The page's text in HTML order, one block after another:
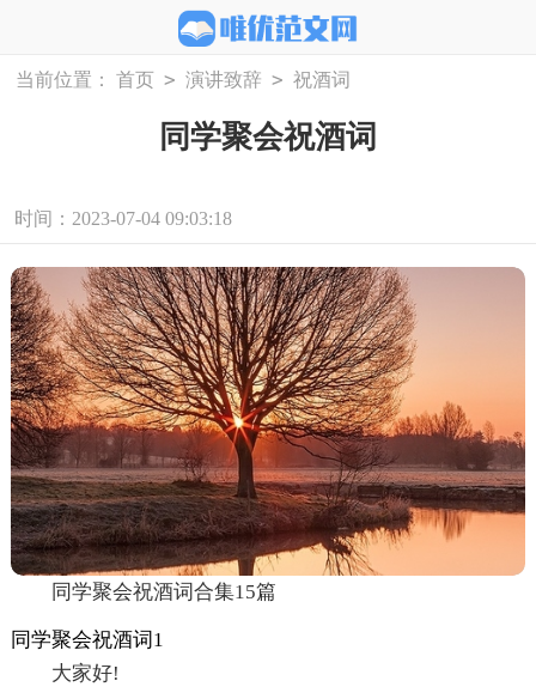
当前位置： 首页 > 演讲致辞 > 祝酒词
同学聚会祝酒词
时间：2023-07-04 09:03:18
同学聚会祝酒词合集15篇
同学聚会祝酒词1
大家好!